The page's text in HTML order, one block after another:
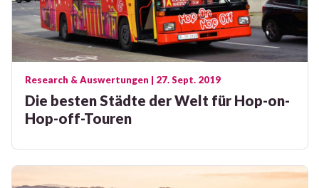
Research & Auswertungen | 27. Sept. 2019
Die besten Städte der Welt für Hop-on-
Hop-off-Touren